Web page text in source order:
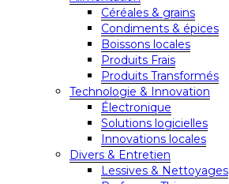
Céréales & grains
Condiments & épices
Boissons locales
Produits Frais
Produits Transformés
Technologie & Innovation
Électronique
Solutions logicielles
Innovations locales
Divers & Entretien
Lessives & Nettoyages